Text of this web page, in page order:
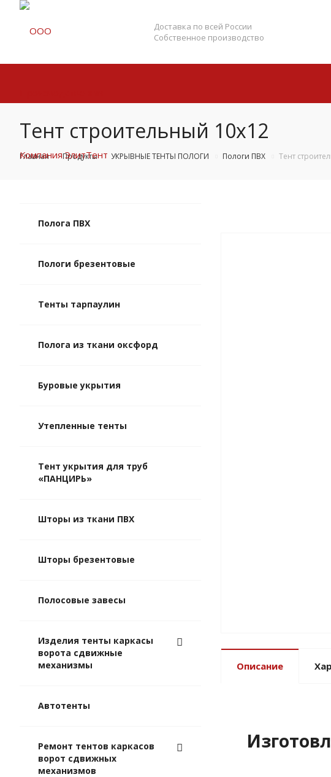
Доставка по всей России
Собственное производство
Тент строительный 10х12
Главная Продукты УКРЫВНЫЕ ТЕНТЫ ПОЛОГИ Пологи ПВХ Тент
Полога ПВХ
Пологи брезентовые
Тенты тарпаулин
Полога из ткани оксфорд
Буровые укрытия
Утепленные тенты
Тент укрытия для труб
«ПАНЦИРЬ»
Шторы из ткани ПВХ
Шторы брезентовые
Полосовые завесы
Изделия тенты каркасы
ворота сдвижные
механизмы
Автотенты
Ремонт тентов каркасов
ворот сдвижных
механизмов
Описание